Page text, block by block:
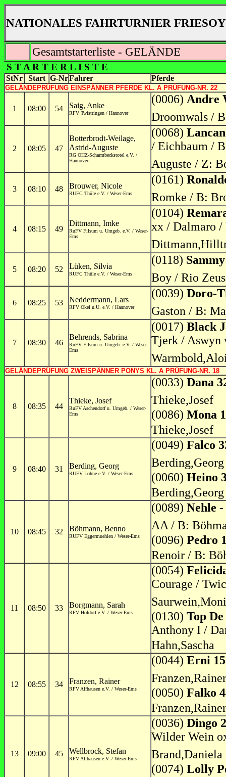
NATIONALES FAHRTURNIER
Gesamtstarterliste - GELÄNDE
S T A R T E R L I S T E
StNr Start G-NrFahrer Pferde
GELÄNDEPRÜFUNG EINSPÄNNER PFERDE KL. A PRÜFUNG-NR. 22
1 08:00 54 Saig, Anke
RFV Twistringen / Hannover
(0006) Andre
Droomwals /
2 08:05 47
Botterbrodt-Weilage,
Astrid-Auguste
RG OHZ-Scharmbeckstotel e.V. /
Hannover
(0068)
/ Eichbaum /
Auguste / Z:
3 08:10 48 Brouwer, Nicole
RUFC Thüle e.V. / Weser-Ems
(0161)
Romke / B:
4 08:15 49
Dittmann, Imke
RuFV Filsum u. Umgeb. e.V. / Weser-
Ems
(0104)
xx / Dalmaro
5 08:20 52 Lüken, Silvia
RUFC Thüle e.V. / Weser-Ems
(0118)
Boy / Rio
6 08:25 53 Neddermann, Lars
RFV Okel u.U. e.V. / Hannover
(0039) Doro-
Gaston / B:
7 08:30 46
Behrends, Sabrina
RuFV Filsum u. Umgeb. e.V. / Weser-
Ems
(0017) Black
Tjerk / Aswyn
GELÄNDEPRÜFUNG ZWEISPÄNNER PONYS KL. A PRÜFUNG-NR. 18
8 08:35 44
Thieke, Josef
RuFV Aschendorf u. Umgeb. / Weser-
Ems
(0033) Dana
Thieke,Josef
(0086) Mona
Thieke,Josef
9 08:40 31 Berding, Georg
RUFV Lohne e.V. / Weser-Ems
(0049) Falco
Berding,Georg
(0060) Heino
Berding,Georg
10 08:45 32 Böhmann, Benno
RUFV Eggermuehlen / Weser-Ems
(0089) Nehle -
AA / B:
(0096) Pedro
Renoir / B:
11 08:50 33 Borgmann, Sarah
RFV Holdorf e.V. / Weser-Ems
(0054)
Courage /
(0130) Top
Anthony I /
Hahn,Sascha
12 08:55 34 Franzen, Rainer
RFV Alfhausen e.V. / Weser-Ems
(0044) Erni 15
Franzen,Rainer
(0050) Falko
Franzen,Rainer
13 09:00 45 Wellbrock, Stefan
RFV Alfhausen e.V. / Weser-Ems
(0036) Dingo
Wilder Wein
Brand,Daniela
(0074) Lolly